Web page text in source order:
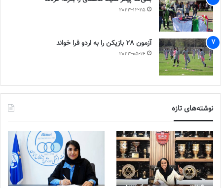
2023-12-25
آزمون 28 بازیکن را به اردو فرا خواند
2023-05-14
نوشته‌های تازه